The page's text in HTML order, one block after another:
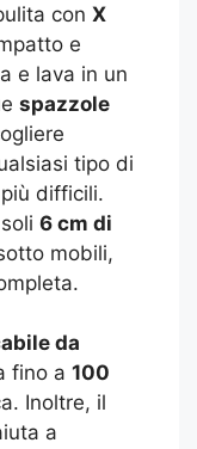
con X
e
e lava in un
spazzole
tipo di
difficili.
6 cm di
mobili,
da
fino a 100
Inoltre, il
a